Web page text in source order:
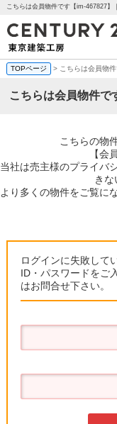
こちらは会員物件です【im-467827】
TOPページ > こちらは会員物
こちらは会員物件で
こちらの物
【会
当社は売主様のプライバ
きな
より多くの物件をご覧に
ログインに失敗して
ID・パスワードをご
はお問合せ下さい。